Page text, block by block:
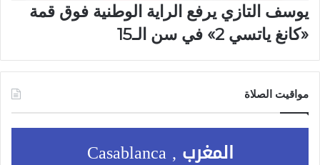
يوسف التازي يرفع الراية الوطنية فوق قمة
«كانغ ياتسي 2» في سن الـ15
مواقيت الصلاة